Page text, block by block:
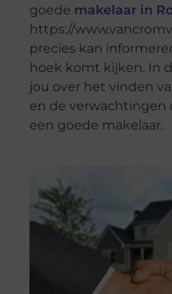
goede makelaar in
https://
precies kan
hoek komt kijken. In
jou over het vinden
en de verwachtingen
een goede makelaar.